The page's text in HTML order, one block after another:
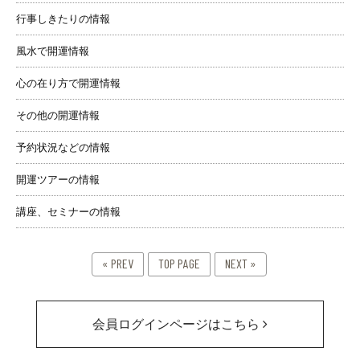
行事しきたりの情報
風水で開運情報
心の在り方で開運情報
その他の開運情報
予約状況などの情報
開運ツアーの情報
講座、セミナーの情報
« PREV TOP PAGE NEXT »
会員ログインページはこちら